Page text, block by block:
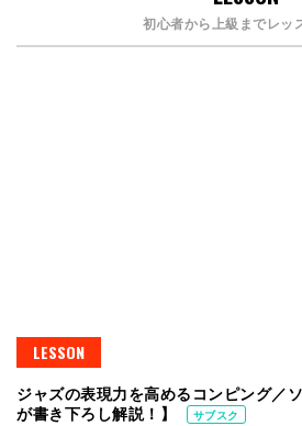
初心者から上級までレッ
LESSON
ジャズの表現力を高めるコンピング／
が書き下ろし解説！】
サブスク